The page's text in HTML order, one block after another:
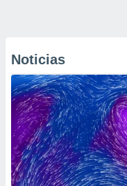
Noticias